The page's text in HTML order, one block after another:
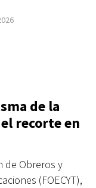
de la
recorte en
de Obreros y
(FOECYT),